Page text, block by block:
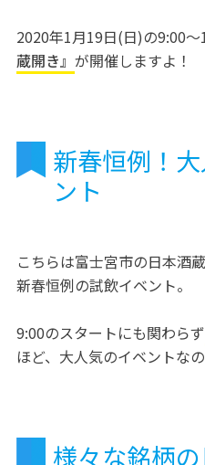
2020年1月19日(日)の9:00〜
蔵開き』 が開催しますよ！
新春恒例！
ント
こちらは富士宮市の日本酒蔵
新春恒例の試飲イベント。
9:00のスタートにも関わらず
ほど、大人気のイベントな
様々な銘柄